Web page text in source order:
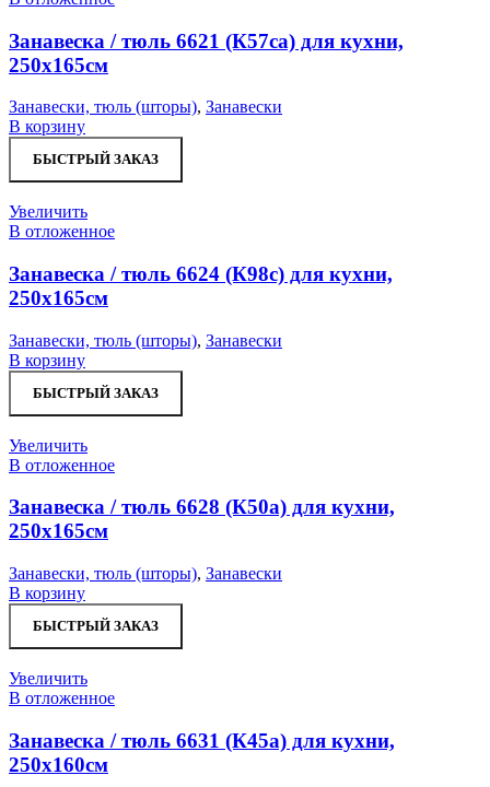
Занавеска / тюль 6621 (К57cа) для кухни,
250х165см
Занавески, тюль (шторы), Занавески
В корзину
БЫСТРЫЙ ЗАКАЗ
Увеличить
В отложенное
Занавеска / тюль 6624 (К98c) для кухни,
250х165см
Занавески, тюль (шторы), Занавески
В корзину
БЫСТРЫЙ ЗАКАЗ
Увеличить
В отложенное
Занавеска / тюль 6628 (К50а) для кухни,
250х165см
Занавески, тюль (шторы), Занавески
В корзину
БЫСТРЫЙ ЗАКАЗ
Увеличить
В отложенное
Занавеска / тюль 6631 (К45а) для кухни,
250х160см